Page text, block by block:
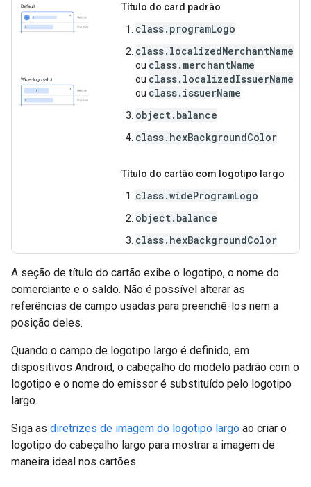
Título do card padrão
class.programLogo
class.localizedMerchantName
ou class.merchantName
ou class.localizedIssuerName
ou class.issuerName
object.balance
class.hexBackgroundColor
Título do cartão com logotipo largo
class.wideProgramLogo
object.balance
class.hexBackgroundColor
A seção de título do cartão exibe o logotipo, o nome do
comerciante e o saldo. Não é possível alterar as
referências de campo usadas para preenchê-los nem a
posição deles.
Quando o campo de logotipo largo é definido, em
dispositivos Android, o cabeçalho do modelo padrão com o
logotipo e o nome do emissor é substituído pelo logotipo
largo.
Siga as diretrizes de imagem do logotipo largo ao criar o
logotipo do cabeçalho largo para mostrar a imagem de
maneira ideal nos cartões.